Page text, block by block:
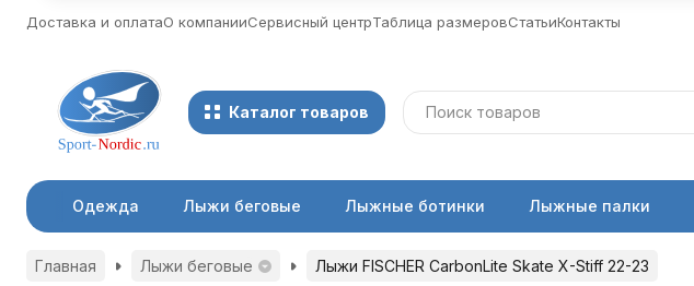
Доставка и оплатаО компанииСервисный центрТаблица размеровСтатьиКонтакты
Каталог товаров
Одежда Лыжи беговые Лыжные ботинки Лыжные палки
Главная Лыжи беговые Лыжи FISCHER CarbonLite Skate X-Stiff 22-23